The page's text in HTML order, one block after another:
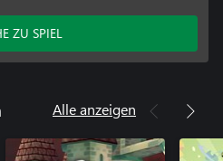
ZU SPIEL
Alle anzeigen